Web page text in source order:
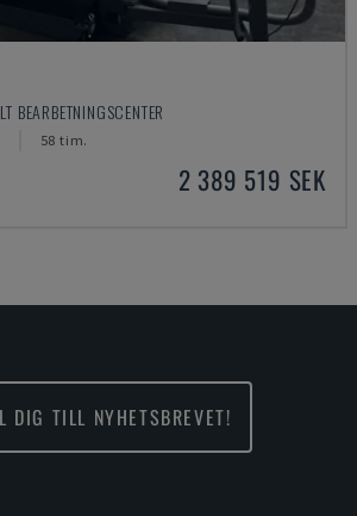
BEARBETNINGSCENTER
58 tim.
2 389 519 SEK
DIG TILL NYHETSBREVET!